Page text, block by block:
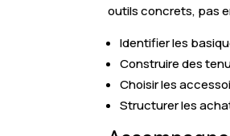
outils concrets, pas
Identifier les
Construire des
Choisir les
Structurer les